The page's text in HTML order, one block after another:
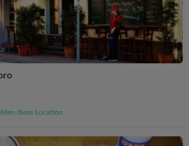
diese Location